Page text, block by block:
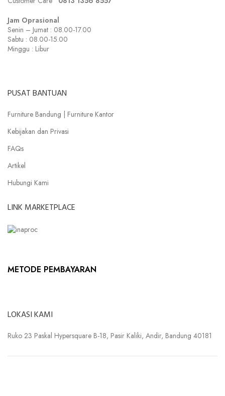
Jam Oprasional
Senin – Jumat : 08.00-17.00
Sabtu : 08.00-15.00
Minggu : Libur
PUSAT BANTUAN
Furniture Bandung | Furniture Kantor
Kebijakan dan Privasi
FAQs
Artikel
Hubungi Kami
LINK MARKETPLACE
METODE PEMBAYARAN
LOKASI KAMI
Ruko 23 Paskal Hypersquare B-18, Pasir Kaliki, Andir, Bandung 40181